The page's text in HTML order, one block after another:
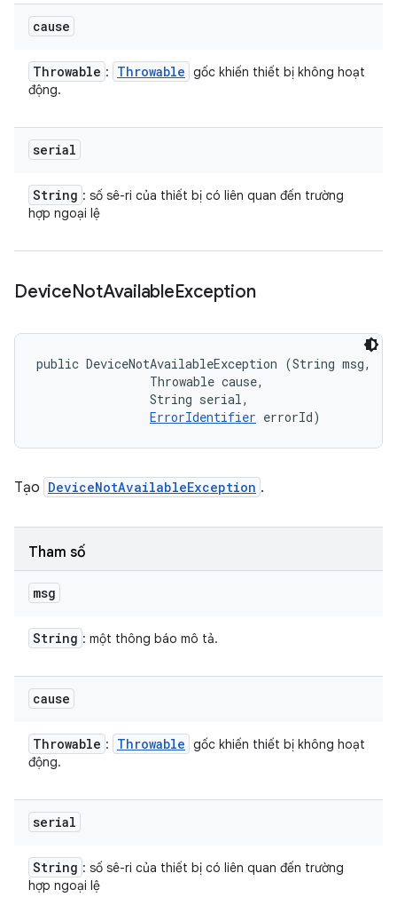
cause
Throwable : Throwable gốc khiến thiết bị không hoạt
động.
serial
String : số sê-ri của thiết bị có liên quan đến trường
hợp ngoại lệ
DeviceNotAvailableException
public DeviceNotAvailableException (String msg,
                Throwable cause,
                String serial,
ErrorIdentifier errorId)
Tạo DeviceNotAvailableException .
Tham số
msg
String : một thông báo mô tả.
cause
Throwable : Throwable gốc khiến thiết bị không hoạt
động.
serial
String : số sê-ri của thiết bị có liên quan đến trường
hợp ngoại lệ